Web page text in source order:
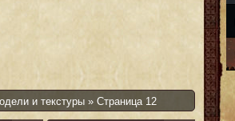
и текстуры » Страница 12